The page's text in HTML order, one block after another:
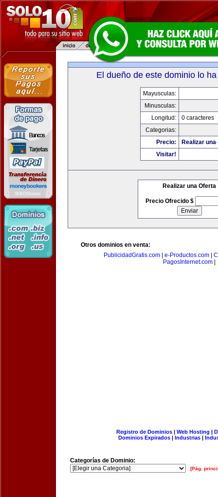
El dueño de este dominio lo
Mayusculas:
Minusculas:
Longitud:
0 caracteres
Categorias:
Precio:
Realizar
Visitar!
Realizar una Oferta
Precio Ofrecido $
Otros dominios en venta:
PublicidadGratis.com
e-Productos.com
PagosInternet.com
Registro de Dominios| Web Hosting |
Dominios Expirados | Industrias |
Categorías de Dominio:
[Pág.